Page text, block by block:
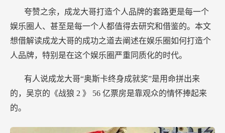
夸赞之余，成龙大哥打造个人品牌的套路更是每一个
娱乐圈人、甚至是每一个人都值得去研究和借鉴的。本文
想借解读成龙大哥的成功之道去阐述在娱乐圈如何打造个
人品牌，特别是在这个娱乐圈严重同质化的时代。
有人说成龙大哥“奥斯卡终身成就奖”是用命拼出来
的，吴京的《战狼 2 》 56 亿票房是靠观众的情怀捧起来
的。